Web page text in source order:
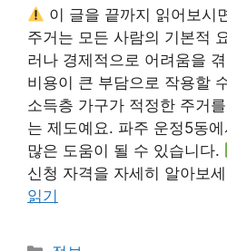
이 글을 끝까지 읽어보시
주거는 모든 사람의 기본적
러나 경제적으로 어려움을
비용이 큰 부담으로 작용할
소득층 가구가 적정한 주거
는 제도예요. 파주 운정5동
많은 도움이 될 수 있습니다.
신청 자격을 자세히 알아보
읽기